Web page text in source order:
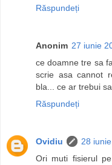
Răspundeți
Anonim 27 iunie
ce doamne tre sa
scrie asa cannot
bla... ce ar trebui
Răspundeți
Ovidiu
28
Ori muti fisierul